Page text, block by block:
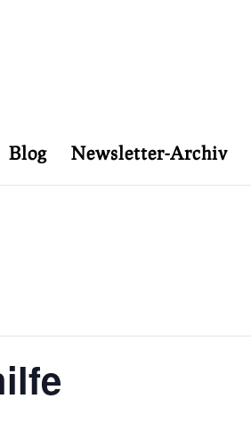
Blog Newsletter-Archiv